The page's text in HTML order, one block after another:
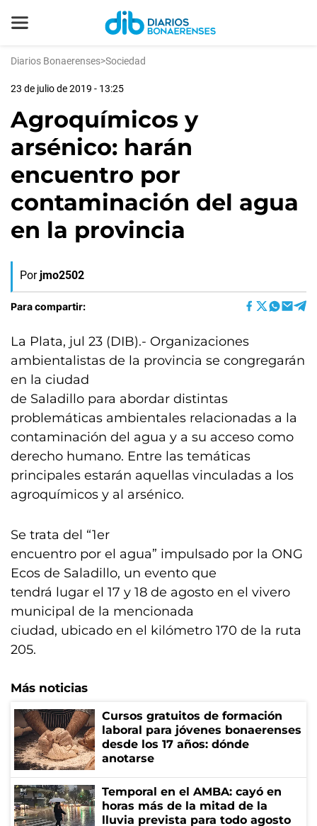
Diarios Bonaerenses>Sociedad
23 de julio de 2019 - 13:25
Agroquímicos y
arsénico: harán
encuentro por
contaminación del agua
en la provincia
Por jmo2502
Para compartir:
La Plata, jul 23 (DIB).- Organizaciones
ambientalistas de la provincia se congregarán
en la ciudad
de Saladillo para abordar distintas
problemáticas ambientales relacionadas a la
contaminación del agua y a su acceso como
derecho humano. Entre las temáticas
principales estarán aquellas vinculadas a los
agroquímicos y al arsénico.
Se trata del “1er
encuentro por el agua” impulsado por la ONG
Ecos de Saladillo, un evento que
tendrá lugar el 17 y 18 de agosto en el vivero
municipal de la mencionada
ciudad, ubicado en el kilómetro 170 de la ruta
205.
Más noticias
Cursos gratuitos de formación
laboral para jóvenes bonaerenses
desde los 17 años: dónde
anotarse
Temporal en el AMBA: cayó en
horas más de la mitad de la
lluvia prevista para todo agosto